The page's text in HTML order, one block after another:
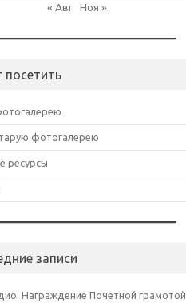
« Авг Ноя »
посетить
фотогалерею
ресурсы
записи
Награждение Почетной грамотой